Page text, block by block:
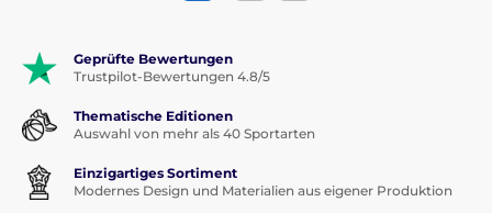
Geprüfte Bewertungen
Trustpilot-Bewertungen 4.8/5
Thematische Editionen
Auswahl von mehr als 40 Sportarten
Einzigartiges Sortiment
Modernes Design und Materialien aus eigener Produktion